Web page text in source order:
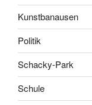
Kunstbanausen
Politik
Schacky-Park
Schule